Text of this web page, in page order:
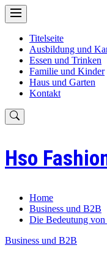
Skip
to
Titelseite
Ausbildung und
Essen und Trinken
Familie und Kinder
Haus und Garten
Kontakt
Hso
Home
Business und B2B
Die Bedeutung
Business und B2B